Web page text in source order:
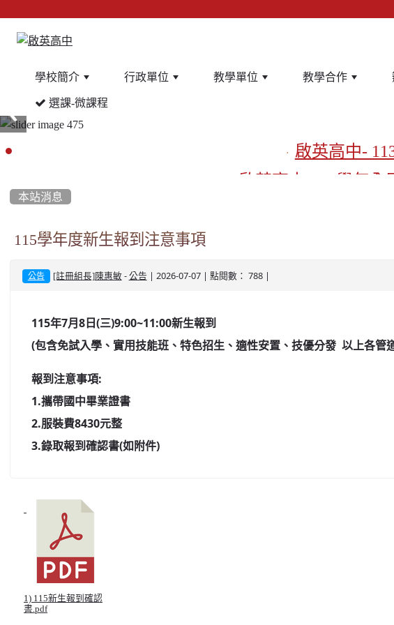
學校簡介 行政單位 教學單位 教學合作
選課-微課程
啟英高中-
啟英高中-113學年
本站消息
115學年度新生報到注意事項
公告 [註冊組長]陳惠敏- 公告 | 2026-07-07 | 點閱數： 788 |
115年7月8日(三)9:00~11:00新生報到
(包含免試入學、實用技能班、特色招生、適性安置、技優分發 以上各管
報到注意事項:
1.攜帶國中畢業證書
2.服裝費8430元整
3.錄取報到確認書(如附件)
1) 115新生報到確認
書.pdf